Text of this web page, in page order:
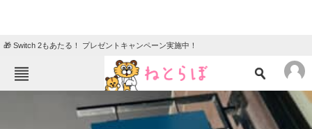
🎁 Switch 2もあたる！ プレゼントキャンペーン実施中！
ニュース